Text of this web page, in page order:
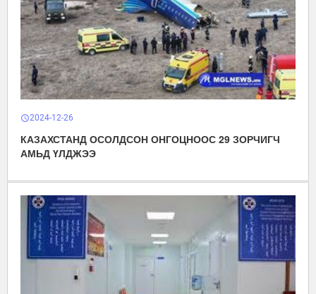
schedule2024-12-26
КАЗАХСТАНД ОСОЛДСОН ОНГОЦНООС 29 ЗОРЧИГЧ
АМЬД ҮЛДЖЭЭ